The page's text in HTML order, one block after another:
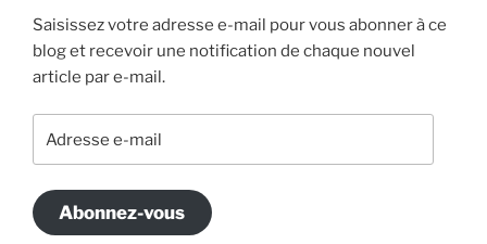
Saisissez votre adresse e-mail pour vous abonner à ce
blog et recevoir une notification de chaque nouvel
article par e-mail.
Abonnez-vous